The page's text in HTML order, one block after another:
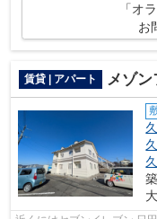
「オ
お
賃貸 | アパート メゾン